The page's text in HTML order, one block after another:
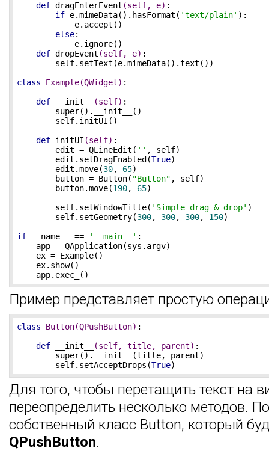
def dragEnterEvent (self, e) :
if e.mimeData().hasFormat( 'text/plain' ):
            e.accept()
else:
            e.ignore()
def dropEvent (self, e) :
        self.setText(e.mimeData().text())
class
Example(QWidget) :
def
__init__ (self) :
        super().__init__()
        self.initUI()
def initUI (self) :
        edit = QLineEdit(
'' , self)
        edit.setDragEnabled(
True)
        edit.move(
30, 65)
        button = Button(
"Button" , self)
        button.move(
190, 65)
        self.setWindowTitle(
'Simple drag & drop' )
        self.setGeometry(
300, 300, 300, 150)
if __name__ == '__main__' :
    app = QApplication(sys.argv)
    ex = Example()
    ex.show()
    app.exec_()
Пример представляет простую
class Button(QPushButton) :
def
__init__ (self, title, parent) :
        super().__init__(title, parent)
        self.setAcceptDrops(
True)
Для того, чтобы перетащить текст на
переопределить несколько методов.
собственный класс Button, который
QPushButton.